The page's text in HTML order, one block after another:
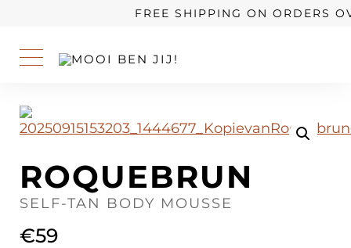
FREE SHIPPING ON ORDERS
ROQUEBRUN
SELF-TAN BODY MOUSSE
€59